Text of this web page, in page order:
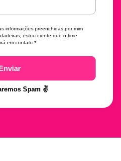
informações preenchidas por mim
estou ciente que o time
em contato. *
Spam ✌️